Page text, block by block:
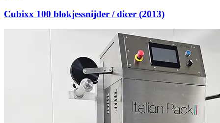
Cubixx 100 blokjessnijder / dicer (2013)